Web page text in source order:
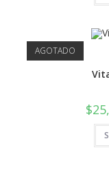
AGOTADO
$